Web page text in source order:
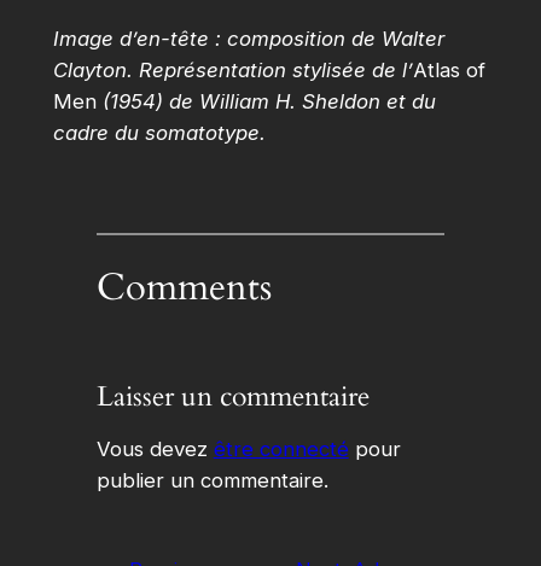
Image d’en-tête : composition de Walter
Clayton. Représentation stylisée de l’Atlas of
Men(1954) de William H. Sheldon et du
cadre du somatotype.
Comments
Laisser un commentaire
Vous devez être connectépour
publier un commentaire.